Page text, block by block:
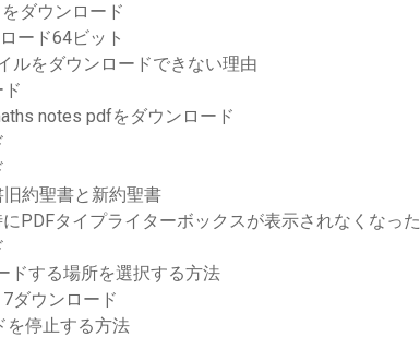
ダウンロード
ード64ビット
ルをダウンロードできない理由
notes pdfをダウンロード
約聖書と新約聖書
PDFタイプライターボックスが表示されなくなった
ドする場所を選択する方法
ダウンロード
を停止する方法